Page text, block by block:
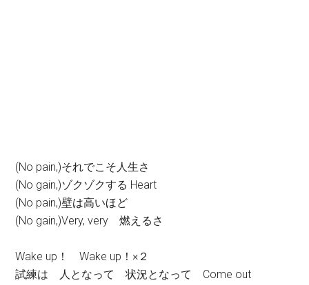
(No pain,)それでこそ人生さ
(No gain,)ゾクゾクする Heart
(No pain,)壁は高いほど
(No gain,)Very, very 燃えるさ
Wake up！ Wake up！×２
試練は 人となって 状況となって Come out